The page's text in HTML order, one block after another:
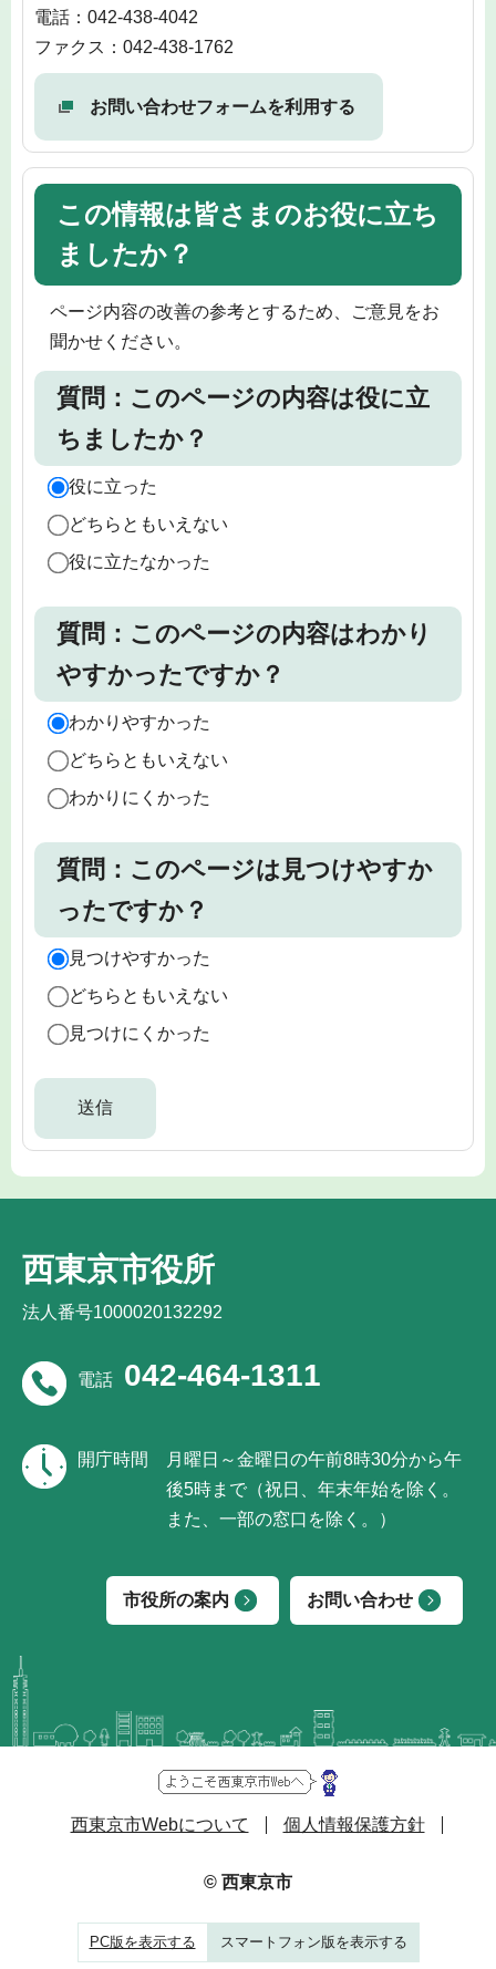
電話：042-438-4042
ファクス：042-438-1762
お問い合わせフォームを利用する
この情報は皆さまのお役に立ち
ましたか？
ページ内容の改善の参考とするため、ご意見をお
聞かせください。
質問：このページの内容は役に立
ちましたか？
役に立った
どちらともいえない
役に立たなかった
質問：このページの内容はわかり
やすかったですか？
わかりやすかった
どちらともいえない
わかりにくかった
質問：このページは見つけやすか
ったですか？
見つけやすかった
どちらともいえない
見つけにくかった
西東京市役所
法人番号1000020132292
電話 042-464-1311
開庁時間
月曜日～金曜日の午前8時30分から午
後5時まで（祝日、年末年始を除く。
また、一部の窓口を除く。）
市役所の案内 お問い合わせ
西東京市Webについて 個人情報保護方針
© 西東京市
PC版を表示する スマートフォン版を表示する